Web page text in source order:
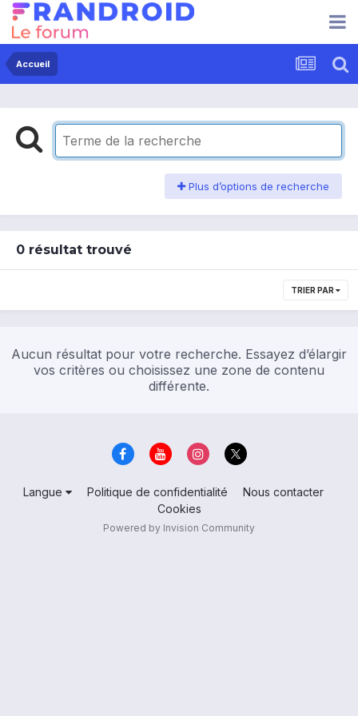
Accueil
Plus d’options de recherche
0 résultat trouvé
TRIER PAR
Aucun résultat pour votre recherche. Essayez d’élargir
vos critères ou choisissez une zone de contenu
différente.
Langue Politique de confidentialité
Nous contacter
Cookies
Powered by Invision Community